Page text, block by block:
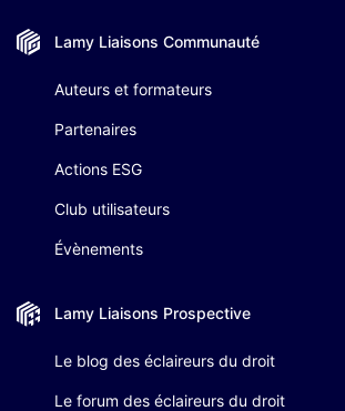
Lamy Liaisons Communauté
Auteurs et formateurs
Partenaires
Actions ESG
Club utilisateurs
Évènements
Lamy Liaisons Prospective
Le blog des éclaireurs du droit
Le forum des éclaireurs du droit